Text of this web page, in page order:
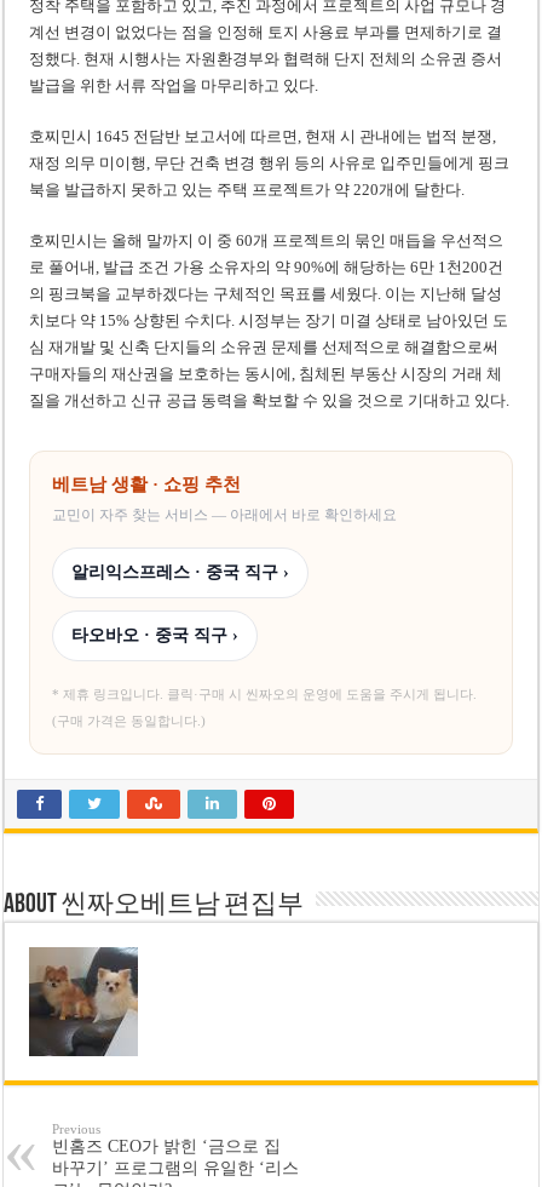
정착 주택을 포함하고 있고, 추진 과정에서 프로젝트의 사업 규모나 경
계선 변경이 없었다는 점을 인정해 토지 사용료 부과를 면제하기로 결
정했다. 현재 시행사는 자원환경부와 협력해 단지 전체의 소유권 증서
발급을 위한 서류 작업을 마무리하고 있다.
호찌민시 1645 전담반 보고서에 따르면, 현재 시 관내에는 법적 분쟁,
재정 의무 미이행, 무단 건축 변경 행위 등의 사유로 입주민들에게 핑크
북을 발급하지 못하고 있는 주택 프로젝트가 약 220개에 달한다.
호찌민시는 올해 말까지 이 중 60개 프로젝트의 묶인 매듭을 우선적으
로 풀어내, 발급 조건 가용 소유자의 약 90%에 해당하는 6만 1천200건
의 핑크북을 교부하겠다는 구체적인 목표를 세웠다. 이는 지난해 달성
치보다 약 15% 상향된 수치다. 시정부는 장기 미결 상태로 남아있던 도
심 재개발 및 신축 단지들의 소유권 문제를 선제적으로 해결함으로써
구매자들의 재산권을 보호하는 동시에, 침체된 부동산 시장의 거래 체
질을 개선하고 신규 공급 동력을 확보할 수 있을 것으로 기대하고 있다.
베트남 생활 · 쇼핑 추천
교민이 자주 찾는 서비스 — 아래에서 바로 확인하세요
알리익스프레스 · 중국 직구 ›
타오바오 · 중국 직구 ›
* 제휴 링크입니다. 클릭·구매 시 씬짜오의 운영에 도움을 주시게 됩니다.
(구매 가격은 동일합니다.)
About 씬짜오베트남 편집부
Previous
빈홈즈 CEO가 밝힌 ‘금으로 집
바꾸기’ 프로그램의 유일한 ‘리스